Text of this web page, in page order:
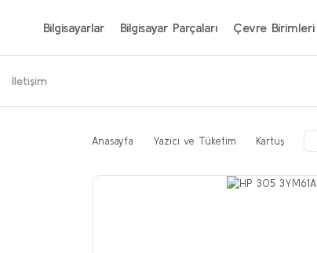
Bilgisayarlar Bilgisayar Parçaları Çevre Birimleri
İletişim
Anasayfa Yazıcı ve Tüketim Kartuş